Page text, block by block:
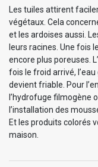
Les tuiles attirent
végétaux. Cela
et les ardoises aussi.
leurs racines. Une fois
encore plus poreuses.
fois le froid arrivé,
devient friable. Pour
l’hydrofuge filmogène
l’installation des
Et les produits colorés
maison.